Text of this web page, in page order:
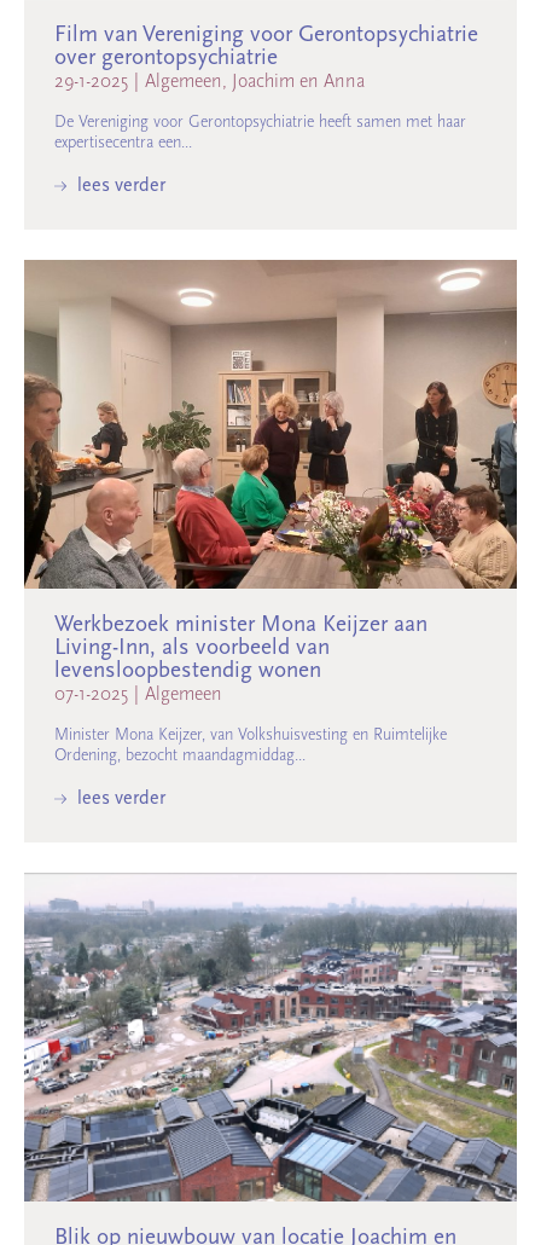
Film van Vereniging voor Gerontopsychiatrie
over gerontopsychiatrie
29-1-2025 Algemeen, Joachim en Anna
De Vereniging voor Gerontopsychiatrie heeft samen met haar
expertisecentra een...
lees verder
Werkbezoek minister Mona Keijzer aan
Living-Inn, als voorbeeld van
levensloopbestendig wonen
07-1-2025 Algemeen
Minister Mona Keijzer, van Volkshuisvesting en Ruimtelijke
Ordening, bezocht maandagmiddag...
lees verder
Blik op nieuwbouw van locatie Joachim en